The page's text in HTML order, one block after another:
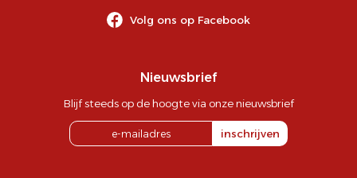
Volg ons op Facebook
Nieuwsbrief
Blijf steeds op de hoogte via onze nieuwsbrief
inschrijven